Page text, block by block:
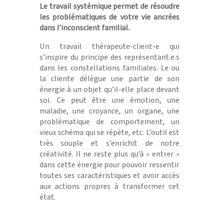
Le travail systémique permet de résoudre
les problématiques de votre vie ancrées
dans l’inconscient familial.
Un travail thérapeute-client-e qui
s’inspire du principe des représentant.e.s
dans les constellations familiales. Le ou
la cliente délègue une partie de son
énergie à un objet qu’il-elle place devant
soi. Ce peut être une émotion, une
maladie, une croyance, un organe, une
problématique de comportement, un
vieux schéma qui se répète, etc. L’outil est
très souple et s’enrichit de notre
créativité. Il ne reste plus qu’à « entrer »
dans cette énergie pour pouvoir ressentir
toutes ses caractéristiques et avoir accès
aux actions propres à transformer cet
état.